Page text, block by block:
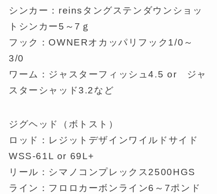
シンカー：reinsタングステンダウンショッ
トシンカー5～7ｇ
フック：OWNERオカッパリフック1/0～
3/0
ワーム：ジャスターフィッシュ4.5 or ジャ
スターシャッド3.2など
ジグヘッド（ボトスト）
ロッド：レジットデザインワイルドサイド
WSS-61L or 69L+
リール：シマノコンプレックス2500HGS
ライン：フロロカーボンライン6～7ポンド